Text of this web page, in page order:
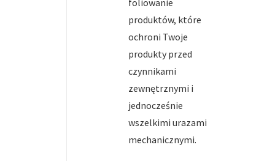
foliowanie
produktów, które
ochroni Twoje
produkty przed
czynnikami
zewnętrznymi i
jednocześnie
wszelkimi urazami
mechanicznymi.